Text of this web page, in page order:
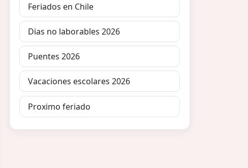
Feriados en Chile
Dias no laborables 2026
Puentes 2026
Vacaciones escolares 2026
Proximo feriado